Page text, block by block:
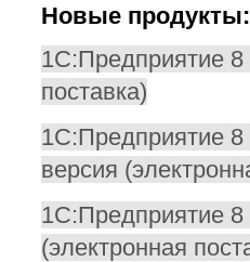
Новые продукты:
1С:Предприятие 8
поставка)
1С:Предприятие
версия
1С:Предприятие
(электронная